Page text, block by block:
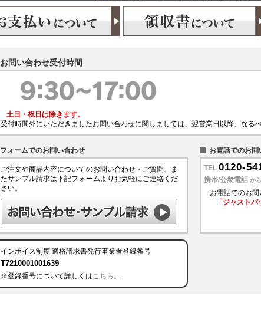
お問い合わせ受付時間
土日・祝日は除きます。
受付時間外にいただきましたお問い合わせに関しましては、翌営業日以降、なる
フォームでのお問い合わせ
ご注文や商品内容についてのお問い合わせ・ご質問、ま
たサンプル請求は下記フォームよりお気軽にご連絡くだ
さい。
インボイス制度 適格請求書発行事業者登録番号
T7210001001639
※登録番号について詳しくはこちら。
お電話でのお問
TEL 0120-
携帯/公衆電話 か
お電話でのお
「ジャストパ